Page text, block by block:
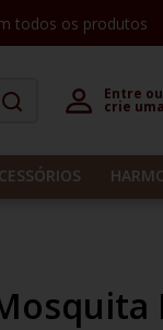
todos os produtos
Entre ou
crie